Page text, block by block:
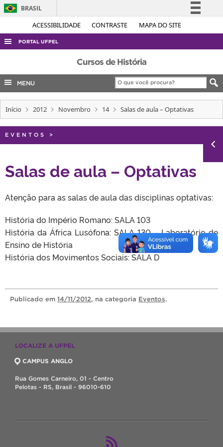
ACESSIBILIDADE CONTRASTE MAPA DO SITE
BRASIL
Simplifique!
Legislação
Canais
PORTAL UFPEL
ACESSO À INFORMAÇÃO
AUDITORIA
COBALTO
CONCURSOS
EDITAIS
INTERNACIONAL
PORTARIAS
TELEFONES
Cursos de História
MENU
Início 2012 Novembro 14 Salas de aula – Optativas
EVENTOS >
Salas de aula – Optativas
Atenção para as salas de aula das disciplinas optativas:
História do Império Romano: SALA 103
História da África Lusófona: SALA 130 – Laboratório de
Ensino de História
História dos Movimentos Sociais: SALA D
Publicado em 14/11/2012, na categoria Eventos.
LOCALIZE A UFPEL
CAMPUS ANGLO
Rua Gomes Carneiro, 01 - Centro
Pelotas - RS, Brasil - 96010-610